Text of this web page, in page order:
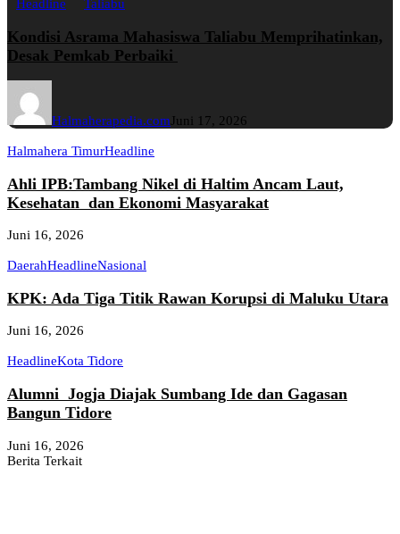
Headline Taliabu
Kondisi Asrama Mahasiswa Taliabu Memprihatinkan,
Desak Pemkab Perbaiki
Halmaherapedia.comJuni 17, 2026
Halmahera TimurHeadline
Ahli IPB:Tambang Nikel di Haltim Ancam Laut,
Kesehatan dan Ekonomi Masyarakat
Juni 16, 2026
DaerahHeadlineNasional
KPK: Ada Tiga Titik Rawan Korupsi di Maluku Utara
Juni 16, 2026
HeadlineKota Tidore
Alumni Jogja Diajak Sumbang Ide dan Gagasan
Bangun Tidore
Juni 16, 2026
Berita Terkait